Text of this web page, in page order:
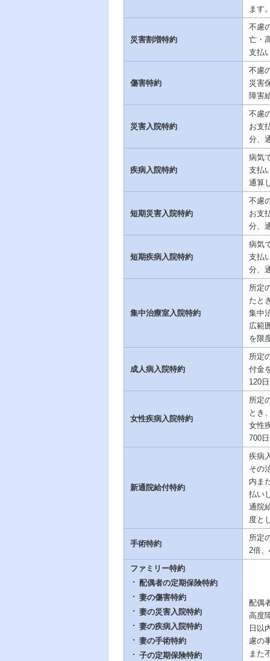
ます
災害割増特約
不慮
亡・
支払
傷害特約
不慮
災害
障害
災害入院特約
不慮
お支
分、
疾病入院特約
病気
支払
通算
短期災害入院特約
不慮
お支
分、
短期疾病入院特約
病気
支払
分、
集中治療室入院特約
所定
たと
集中
広範
を限
成人病入院特約
所定
付金
120
女性疾病入院特約
所定
とき
女性
700
新通院給付特約
疾病
その
内ま
払い
通院
度と
手術特約
所定
2倍
ファミリー特約
配偶者の定期保険特約
妻の傷害特約
妻の災害入院特約
妻の疾病入院特約
妻の手術特約
子の定期保険特約
配偶
高度
日以
慮の
また